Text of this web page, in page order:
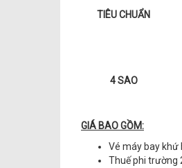
TIÊU CHUẨN
4 SAO
GIÁ BAO GỒM:
Vé máy bay khứ
Thuế phi trường